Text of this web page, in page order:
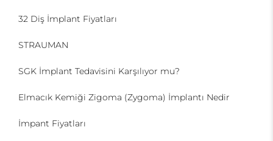
32 Diş İmplant Fiyatları
STRAUMAN
SGK İmplant Tedavisini Karşılıyor mu?
Elmacık Kemiği Zigoma (Zygoma) İmplantı Nedir
İmpant Fiyatları